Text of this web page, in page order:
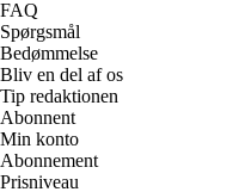
FAQ
Spørgsmål
Bedømmelse
Bliv en del af os
Tip redaktionen
Abonnent
Min konto
Abonnement
Prisniveau